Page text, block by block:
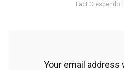
Fact Crescendo
Your email address